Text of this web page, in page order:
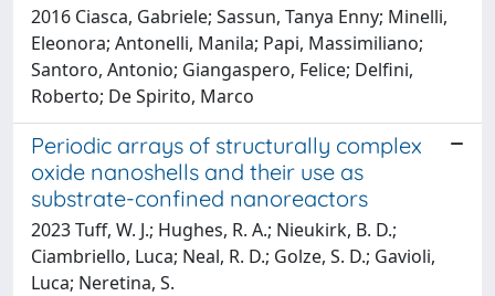
2016 Ciasca, Gabriele; Sassun, Tanya Enny; Minelli,
Eleonora; Antonelli, Manila; Papi, Massimiliano;
Santoro, Antonio; Giangaspero, Felice; Delfini,
Roberto; De Spirito, Marco
Periodic arrays of structurally complex
oxide nanoshells and their use as
substrate-confined nanoreactors
2023 Tuff, W. J.; Hughes, R. A.; Nieukirk, B. D.;
Ciambriello, Luca; Neal, R. D.; Golze, S. D.; Gavioli,
Luca; Neretina, S.